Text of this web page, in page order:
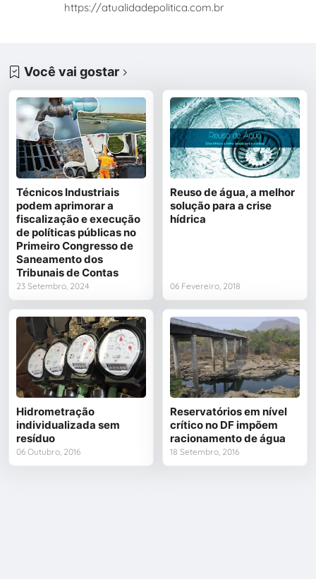
https://atualidadepolitica.com.br
Você vai gostar
Técnicos Industriais
podem aprimorar a
fiscalização e execução
de políticas públicas no
Primeiro Congresso de
Saneamento dos
Tribunais de Contas
23 Setembro, 2024
Reuso de água, a melhor
solução para a crise
hídrica
06 Fevereiro, 2018
Hidrometração
individualizada sem
resíduo
06 Outubro, 2016
Reservatórios em nível
crítico no DF impõem
racionamento de água
18 Setembro, 2016